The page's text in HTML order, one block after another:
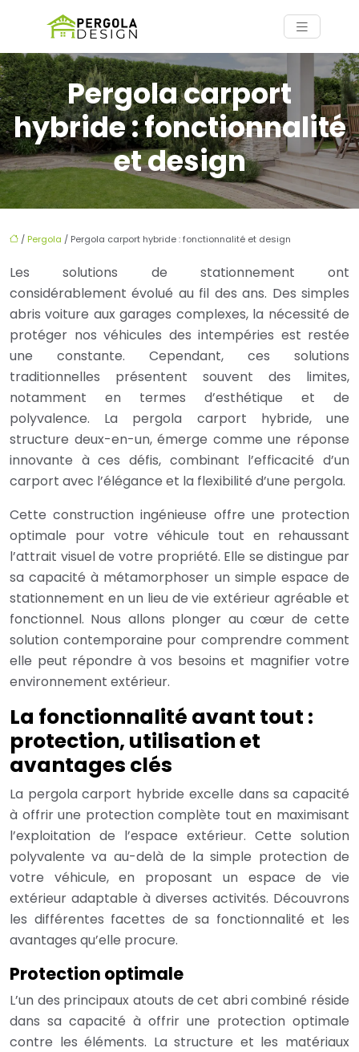
Pergola carport
hybride : fonctionnalité
et design
/ Pergola / Pergola carport hybride : fonctionnalité et design
Les solutions de stationnement ont
considérablement évolué au fil des ans. Des simples
abris voiture aux garages complexes, la nécessité de
protéger nos véhicules des intempéries est restée
une constante. Cependant, ces solutions
traditionnelles présentent souvent des limites,
notamment en termes d’esthétique et de
polyvalence. La pergola carport hybride, une
structure deux-en-un, émerge comme une réponse
innovante à ces défis, combinant l’efficacité d’un
carport avec l’élégance et la flexibilité d’une pergola.
Cette construction ingénieuse offre une protection
optimale pour votre véhicule tout en rehaussant
l’attrait visuel de votre propriété. Elle se distingue par
sa capacité à métamorphoser un simple espace de
stationnement en un lieu de vie extérieur agréable et
fonctionnel. Nous allons plonger au cœur de cette
solution contemporaine pour comprendre comment
elle peut répondre à vos besoins et magnifier votre
environnement extérieur.
La fonctionnalité avant tout :
protection, utilisation et
avantages clés
La pergola carport hybride excelle dans sa capacité
à offrir une protection complète tout en maximisant
l’exploitation de l’espace extérieur. Cette solution
polyvalente va au-delà de la simple protection de
votre véhicule, en proposant un espace de vie
extérieur adaptable à diverses activités. Découvrons
les différentes facettes de sa fonctionnalité et les
avantages qu’elle procure.
Protection optimale
L’un des principaux atouts de cet abri combiné réside
dans sa capacité à offrir une protection optimale
contre les éléments. La structure et les matériaux